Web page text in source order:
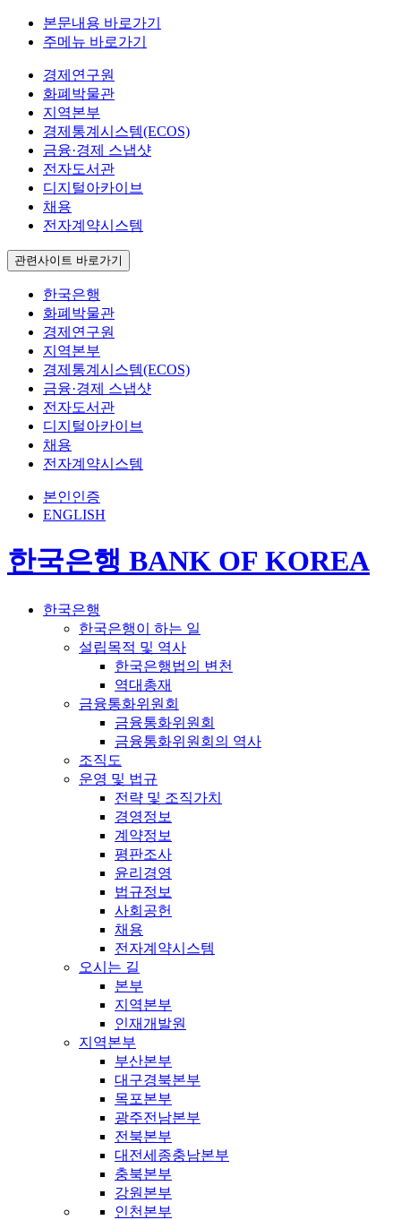
본문내용 바로가기
주메뉴 바로가기
경제연구원
화폐박물관
지역본부
경제통계시스템(ECOS)
금융·경제 스냅샷
전자도서관
디지털아카이브
채용
전자계약시스템
관련사이트 바로가기
한국은행
화폐박물관
경제연구원
지역본부
경제통계시스템(ECOS)
금융·경제 스냅샷
전자도서관
디지털아카이브
채용
전자계약시스템
본인인증
ENGLISH
한국은행 BANK OF KOREA
한국은행
한국은행이 하는 일
설립목적 및 역사
한국은행법의 변천
역대총재
금융통화위원회
금융통화위원회
금융통화위원회의 역사
조직도
운영 및 법규
전략 및 조직가치
경영정보
계약정보
평판조사
윤리경영
법규정보
사회공헌
채용
전자계약시스템
오시는 길
본부
지역본부
인재개발원
지역본부
부산본부
대구경북본부
목포본부
광주전남본부
전북본부
대전세종충남본부
충북본부
강원본부
인천본부